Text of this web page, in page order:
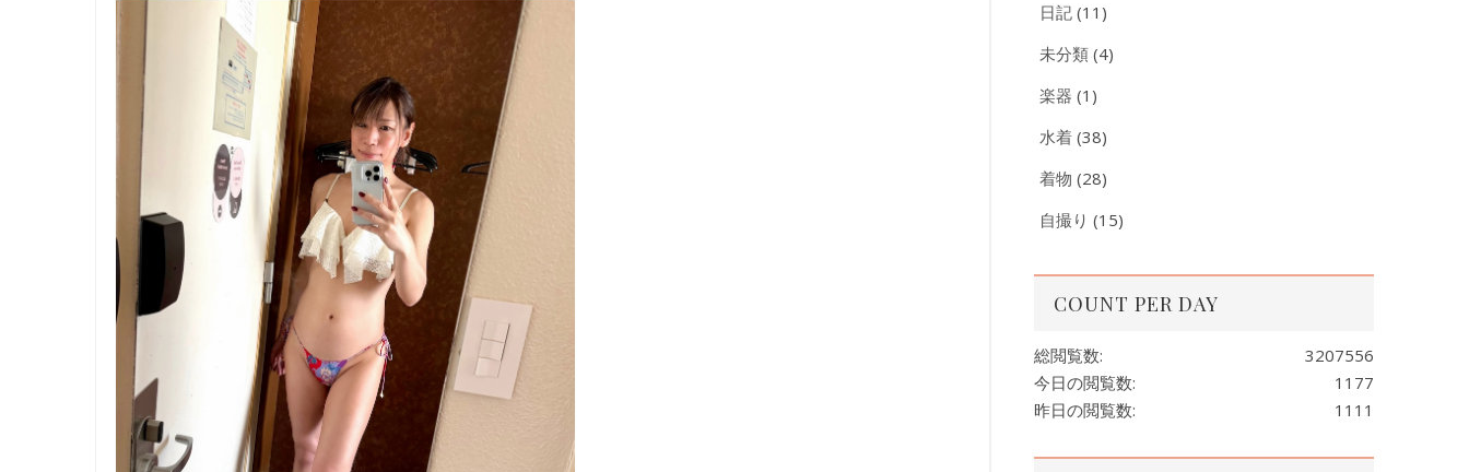
日記 (11)
未分類 (4)
楽器 (1)
水着 (38)
着物 (28)
自撮り (15)
COUNT PER DAY
3207556
総閲覧数:
1177
今日の閲覧数:
1111
昨日の閲覧数: